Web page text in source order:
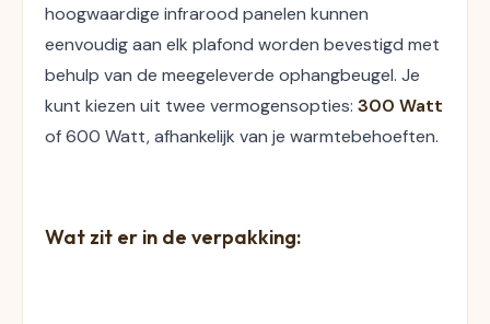
hoogwaardige infrarood panelen kunnen
eenvoudig aan elk plafond worden bevestigd met
behulp van de meegeleverde ophangbeugel. Je
kunt kiezen uit twee vermogensopties: 300 Watt
of 600 Watt, afhankelijk van je warmtebehoeften.
Wat zit er in de verpakking: